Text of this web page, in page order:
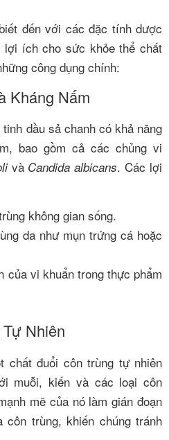
đến với các đặc tính dược
lợi ích cho sức khỏe thể chất
công dụng chính:
Kháng Nấm
dầu sả chanh có khả năng
bao gồm cả các chủng vi
và Candida albicans. Các lợi
không gian sống.
da như mụn trứng cá hoặc
của vi khuẩn trong thực phẩm
Nhiên
chất đuổi côn trùng tự nhiên
muỗi, kiến và các loại côn
mẽ của nó làm gián đoạn
côn trùng, khiến chúng tránh